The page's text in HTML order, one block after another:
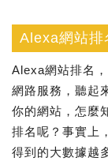
Alexa網站排
Alexa網站排名
網路服務，聽起
你的網站，怎麼
排名呢？事實上
得到的大數據越